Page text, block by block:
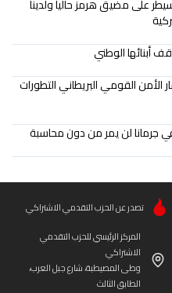
على مضيق هرمز حالياً ولدينا
أبنائها الوطني
القومي البريطاني التطورات
جرمانا لن يمر من دون محاسبة
تصدر عن الحزب التقدمي الاشتراكي
المركز الرئيسي للحزب التقدمي
الاشتراكي
وطى المصيطبة، شارع جبل العرب،
الطابق الثالث